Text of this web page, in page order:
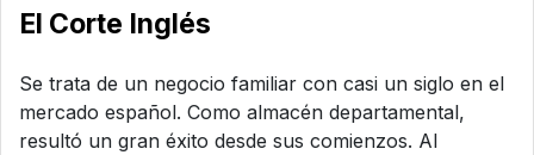
El Corte Inglés
Se trata de un negocio familiar con casi un siglo en el
mercado español. Como almacén departamental,
resultó un gran éxito desde sus comienzos. Al